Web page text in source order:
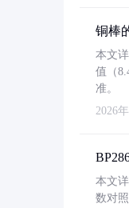
铜棒
本文
值（
准。
2026
本文
数对